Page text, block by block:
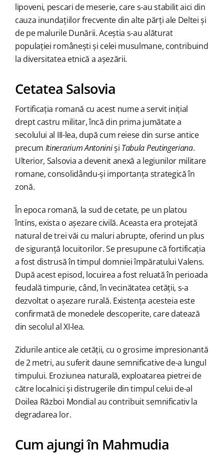
lipoveni, pescari de meserie, care s-au stabilit aici din
cauza inundațiilor frecvente din alte părți ale Deltei și
de pe malurile Dunării. Aceștia s-au alăturat
populației românești și celei musulmane, contribuind
la diversitatea etnică a așezării.
Cetatea Salsovia
Fortificația romană cu acest nume a servit inițial
drept castru militar, încă din prima jumătate a
secolului al III-lea, după cum reiese din surse antice
precum Itinerarium Antoniniși Tabula Peutingeriana.
Ulterior, Salsovia a devenit anexă a legiunilor militare
romane, consolidându-și importanța strategică în
zonă.
În epoca romană, la sud de cetate, pe un platou
întins, exista o așezare civilă. Aceasta era protejată
natural de trei văi cu maluri abrupte, oferind un plus
de siguranță locuitorilor. Se presupune că fortificația
a fost distrusă în timpul domniei împăratului Valens.
După acest episod, locuirea a fost reluată în perioada
feudală timpurie, când, în vecinătatea cetății, s-a
dezvoltat o așezare rurală. Existența acesteia este
confirmată de monedele descoperite, care datează
din secolul al XI-lea.
Zidurile antice ale cetății, cu o grosime impresionantă
de 2 metri, au suferit daune semnificative de-a lungul
timpului. Eroziunea naturală, exploatarea pietrei de
către localnici și distrugerile din timpul celui de-al
Doilea Război Mondial au contribuit semnificativ la
degradarea lor.
Cum ajungi în Mahmudia